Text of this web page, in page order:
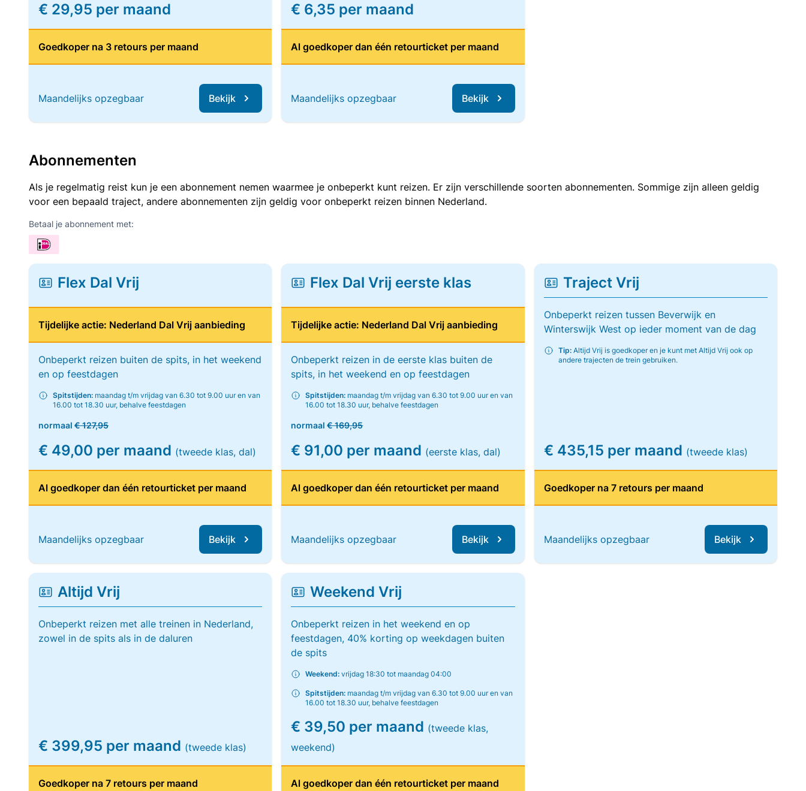
€ 29,95 per maand
Goedkoper na 3 retours per maand
Maandelijks opzegbaar Bekijk
€ 6,35 per maand
Al goedkoper dan één retourticket per maand
Maandelijks opzegbaar Bekijk
Abonnementen
Als je regelmatig reist kun je een abonnement nemen waarmee je onbeperkt kunt reizen. Er zijn verschillende soorten abonnementen. Sommige zijn alleen geldig
voor een bepaald traject, andere abonnementen zijn geldig voor onbeperkt reizen binnen Nederland.
Betaal je abonnement met:
Flex Dal Vrij
Tijdelijke actie: Nederland Dal Vrij aanbieding
Onbeperkt reizen buiten de spits, in het weekend
en op feestdagen
Spitstijden: maandag t/m vrijdag van 6.30 tot 9.00 uur en van
16.00 tot 18.30 uur, behalve feestdagen
normaal € 127,95
€ 49,00 per maand (tweede klas, dal)
Al goedkoper dan één retourticket per maand
Maandelijks opzegbaar Bekijk
Flex Dal Vrij eerste klas
Tijdelijke actie: Nederland Dal Vrij aanbieding
Onbeperkt reizen in de eerste klas buiten de
spits, in het weekend en op feestdagen
Spitstijden: maandag t/m vrijdag van 6.30 tot 9.00 uur en van
16.00 tot 18.30 uur, behalve feestdagen
normaal€ 169,95
€ 91,00 per maand (eerste klas, dal)
Al goedkoper dan één retourticket per maand
Maandelijks opzegbaar Bekijk
Traject Vrij
Onbeperkt reizen tussen Beverwijk en
Winterswijk West op ieder moment van de dag
Tip:Altijd Vrij is goedkoper en je kunt met Altijd Vrij ook op
andere trajecten de trein gebruiken.
€ 435,15 per maand (tweede klas)
Goedkoper na 7 retours per maand
Maandelijks opzegbaar Bekijk
Altijd Vrij
Onbeperkt reizen met alle treinen in Nederland,
zowel in de spits als in de daluren
€ 399,95 per maand (tweede klas)
Goedkoper na 7 retours per maand
Weekend Vrij
Onbeperkt reizen in het weekend en op
feestdagen, 40% korting op weekdagen buiten
de spits
Weekend: vrijdag 18:30 tot maandag 04:00
Spitstijden: maandag t/m vrijdag van 6.30 tot 9.00 uur en van
16.00 tot 18.30 uur, behalve feestdagen
€ 39,50 per maand (tweede klas,
weekend)
Al goedkoper dan één retourticket per maand